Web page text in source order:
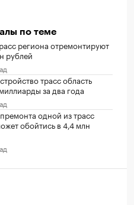
по теме
региона отремонтируют
рублей
трасс область
за два года
одной из трасс
обойтись в 4,4 млн